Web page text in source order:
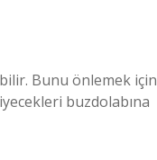
Bunu önlemek için
buzdolabına